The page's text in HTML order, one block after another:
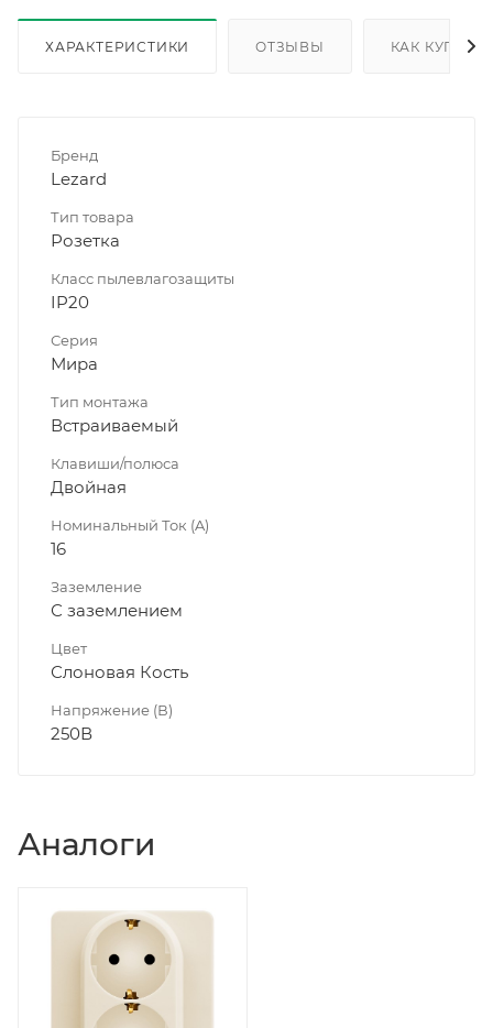
ХАРАКТЕРИСТИКИ ОТЗЫВЫ КАК КУПИТЬ
Бренд
Lezard
Тип товара
Розетка
Класс пылевлагозащиты
IP20
Серия
Мира
Тип монтажа
Встраиваемый
Клавиши/полюса
Двойная
Номинальный Ток (A)
16
Заземление
С заземлением
Цвет
Слоновая Кость
Напряжение (В)
250В
Аналоги